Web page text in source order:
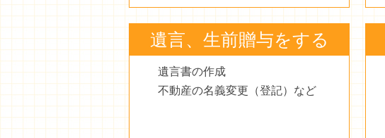
遺言、生前贈与をする
遺言書の作成
不動産の名義変更（登記）など